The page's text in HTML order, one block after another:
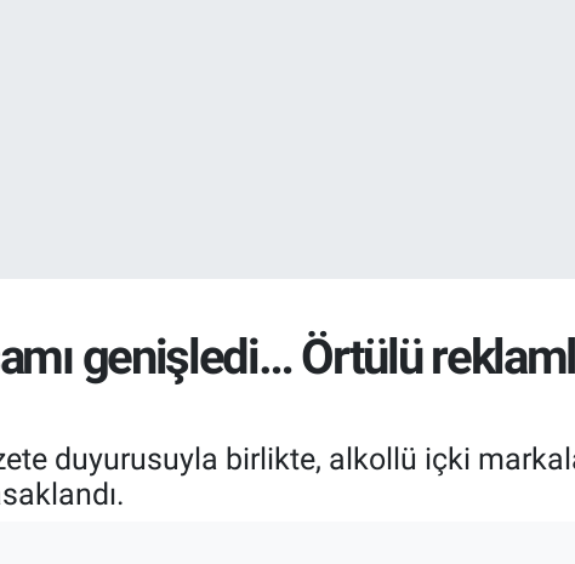
genişledi… Örtülü
duyurusuyla birlikte, alkollü içki